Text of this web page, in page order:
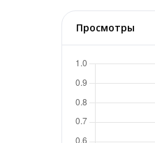
Просмотры